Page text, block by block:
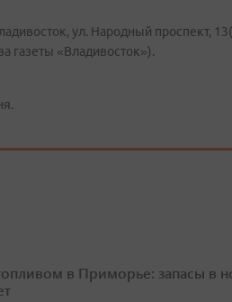
ул. Народный проспект,
газеты «Владивосток»).
в Приморье: запасы в